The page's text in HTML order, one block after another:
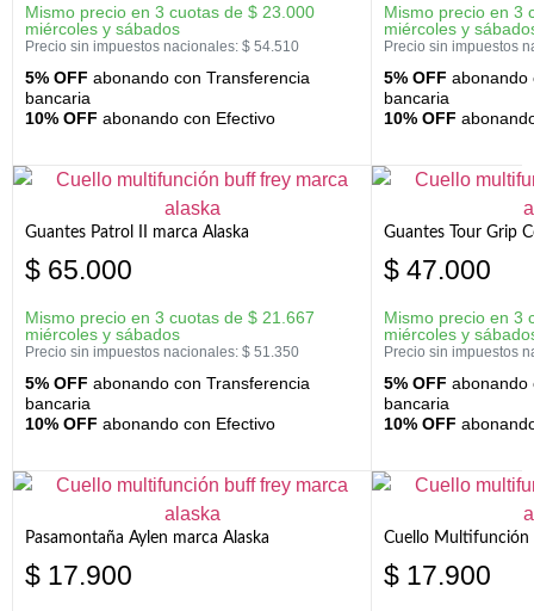
Mismo precio en 3 cuotas de $ 23.000
miércoles y sábados
Precio sin impuestos nacionales: $ 54.510
5% OFF abonando con Transferencia
bancaria
10% OFF abonando con Efectivo
Mismo precio en 3
miércoles y
Precio sin impuestos
5% OFF abonando
bancaria
10% OFF
Guantes Patrol II marca Alaska
$ 65.000
Mismo precio en 3 cuotas de $ 21.667
miércoles y sábados
Precio sin impuestos nacionales: $ 51.350
5% OFF abonando con Transferencia
bancaria
10% OFF abonando con Efectivo
Guantes Tour Grip
$ 47.000
Mismo precio en 3
miércoles y
Precio sin impuestos
5% OFF abonando
bancaria
10% OFF
Pasamontaña Aylen marca Alaska
$ 17.900
Cuello Multifunción
$ 17.900